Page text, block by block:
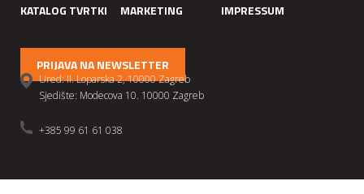
KATALOG TVRTKI
MARKETING IMPRESSUM
PRIJAVA NA NEWSLETTER
Ured: II. Loparska 2, 10000 Zagreb
Sjedište: Modecova 10. 10000 Zagreb
+385 99 61 61 038